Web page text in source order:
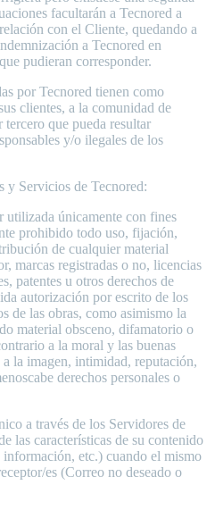
facultarán a Tecnored a
con el Cliente, quedando a
a Tecnored en
pudieran corresponder.
por Tecnored tienen como
clientes, a la comunidad de
que pueda resultar
y/o ilegales de los
y Servicios de Tecnored:
utilizada únicamente con fines
prohibido todo uso, fijación,
de cualquier material
marcas registradas o no, licencias
patentes u otros derechos de
autorización por escrito de los
de las obras, como asimismo la
material obsceno, difamatorio o
a la moral y las buenas
la imagen, intimidad, reputación,
derechos personales o
a través de los Servidores de
las características de su contenido
etc.) cuando el mismo
es (Correo no deseado o